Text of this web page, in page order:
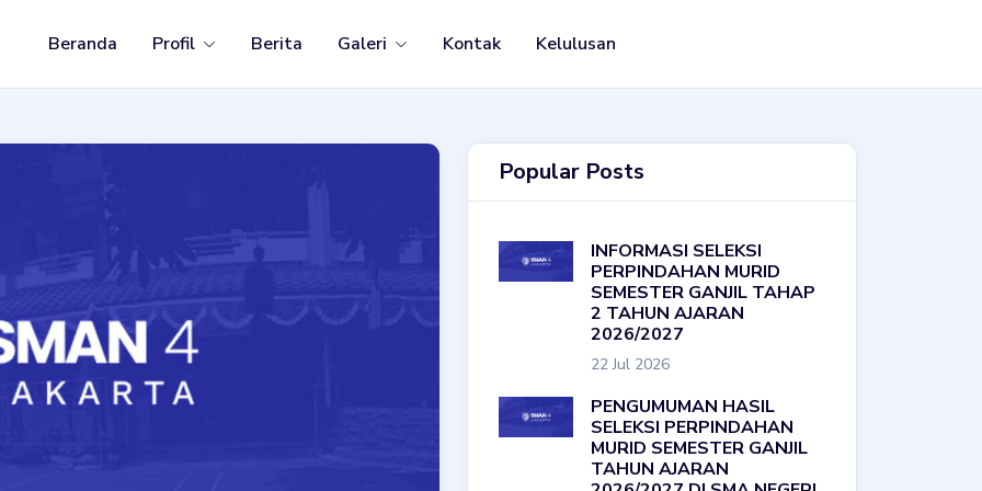
Beranda Profil Berita Galeri Kontak Kelulusan
Popular Posts
INFORMASI SELEKSI
PERPINDAHAN MURID
SEMESTER GANJIL TAHAP
2 TAHUN AJARAN
2026/2027
22 Jul 2026
PENGUMUMAN HASIL
SELEKSI PERPINDAHAN
MURID SEMESTER GANJIL
TAHUN AJARAN